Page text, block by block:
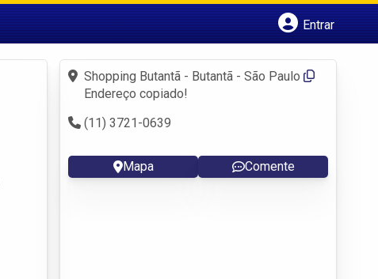
Entrar
Fazer login
Criar conta
Shopping Butantã - Butantã - São Paulo
Endereço copiado!
(11) 3721-0639
Mapa Comente